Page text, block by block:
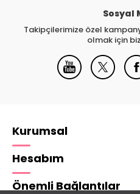
Sosyal
Takipçilerimize özel
olmak için
Kurumsal
Hesabım
Önemli Bağlantılar